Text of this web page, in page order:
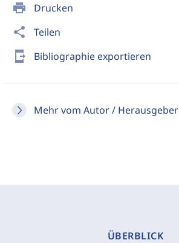
print Drucken
share Teilen
send_to_mobile Bibliographie exportieren
Mehr vom Autor / Herausgeber
ÜBERBLICK